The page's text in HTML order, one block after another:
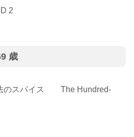
2
歳
のスパイス The Hundred-